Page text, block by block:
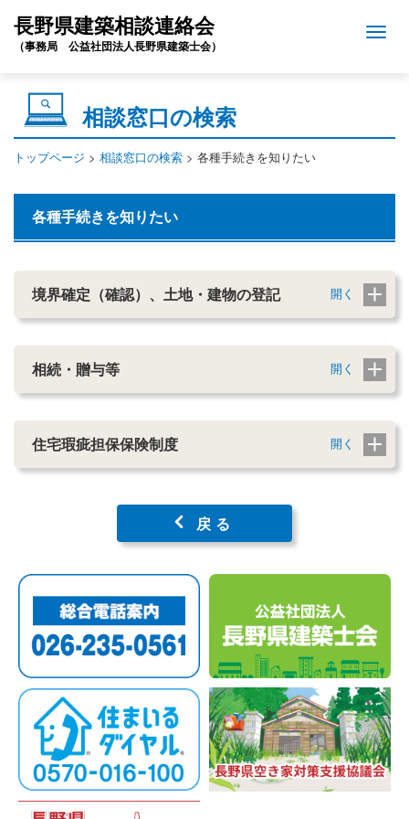
長野県建築相談連絡会
（事務局 公益社団法人長野県建築士会）
相談窓口の検索
トップページ > 相談窓口の検索 > 各種手続きを知りたい
各種手続きを知りたい
境界確定（確認）、土地・建物の登記
相続・贈与等
住宅瑕疵担保保険制度
戻る